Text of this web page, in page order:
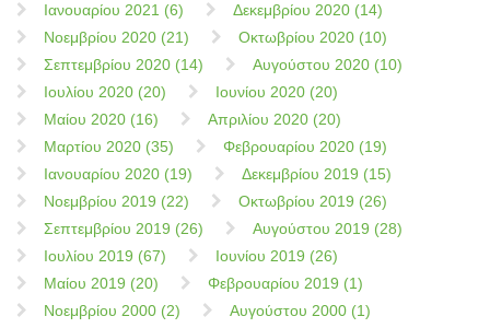
Ιανουαρίου 2021 (6)
Δεκεμβρίου 2020 (14)
Νοεμβρίου 2020 (21)
Οκτωβρίου 2020 (10)
Σεπτεμβρίου 2020 (14)
Αυγούστου 2020 (10)
Ιουλίου 2020 (20)
Ιουνίου 2020 (20)
Μαίου 2020 (16)
Απριλίου 2020 (20)
Μαρτίου 2020 (35)
Φεβρουαρίου 2020 (19)
Ιανουαρίου 2020 (19)
Δεκεμβρίου 2019 (15)
Νοεμβρίου 2019 (22)
Οκτωβρίου 2019 (26)
Σεπτεμβρίου 2019 (26)
Αυγούστου 2019 (28)
Ιουλίου 2019 (67)
Ιουνίου 2019 (26)
Μαίου 2019 (20)
Φεβρουαρίου 2019 (1)
Νοεμβρίου 2000 (2)
Αυγούστου 2000 (1)